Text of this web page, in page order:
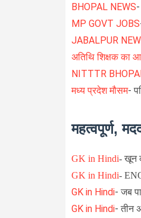
BHOPAL NEWS
MP GOVT JOBS
JABALPUR
अतिथि शिक्षक का
NITTTR
मध्य प्रदेश मौसम-
महत्वपूर्ण,
GK in Hindi- खून
GK in Hindi-
GK in Hindi- जब
GK in Hindi- तीन